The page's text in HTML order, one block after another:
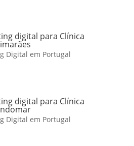
digital para Clínica
Digital em Portugal
digital para Clínica
Digital em Portugal